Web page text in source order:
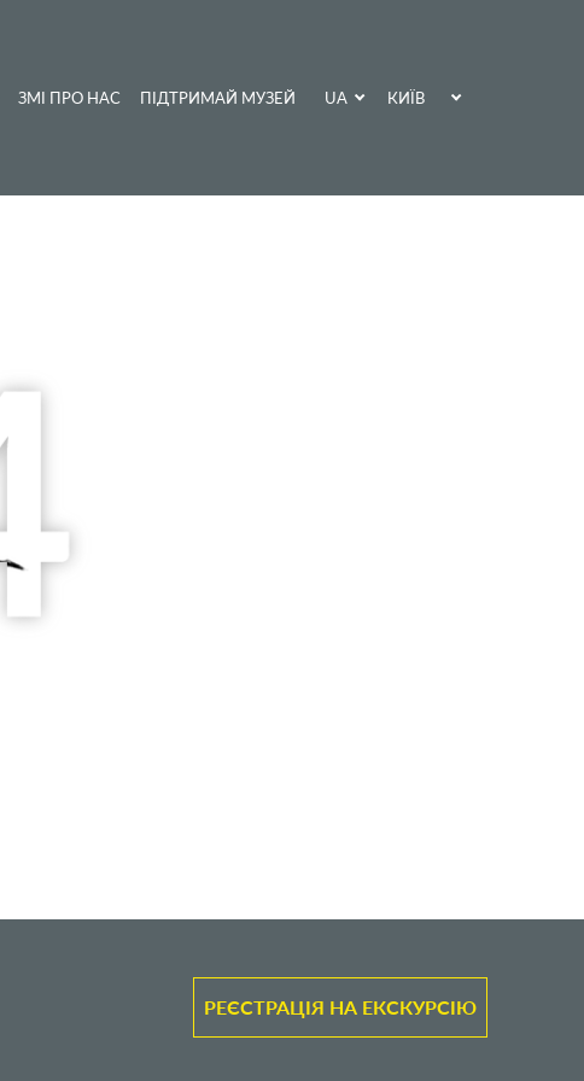
ЗМІ ПРО НАС ПІДТРИМАЙ МУЗЕЙ
UA
КИЇВ
РЕЄСТРАЦІЯ НА ЕКСКУРСІЮ